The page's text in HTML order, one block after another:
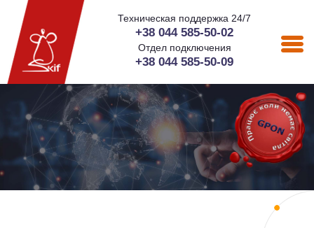
Техническая поддержка 24/7
+38 044 585-50-02
Отдел подключения
+38 044 585-50-09